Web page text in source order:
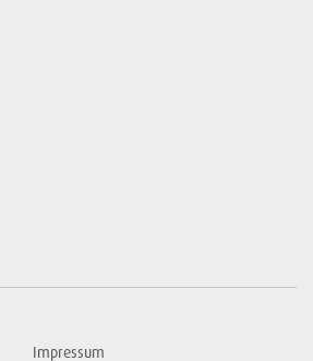
Impressum